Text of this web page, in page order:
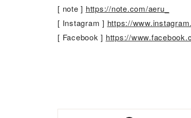
[ note ] https://note.com/aeru_
[ Instagram ] https://
[ Facebook ] https://